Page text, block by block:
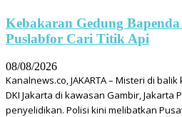
Kebakaran Gedung
Puslabfor Cari Titik Api
08/08/2026
Kanalnews.co, JAKARTA – Misteri di
DKI Jakarta di kawasan Gambir, Jakarta
penyelidikan. Polisi kini melibatkan